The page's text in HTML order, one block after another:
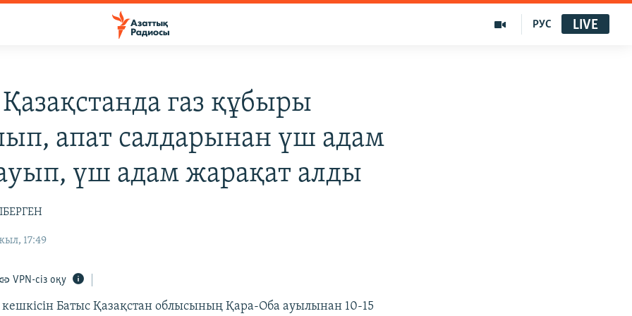
РУС LIVE
газ құбыры
апат салдарынан үш адам
үш адам жарақат алды
17:49
VPN-сіз оқу
кешкісін Батыс Қазақстан облысының Қара-Оба ауылынан 10-15